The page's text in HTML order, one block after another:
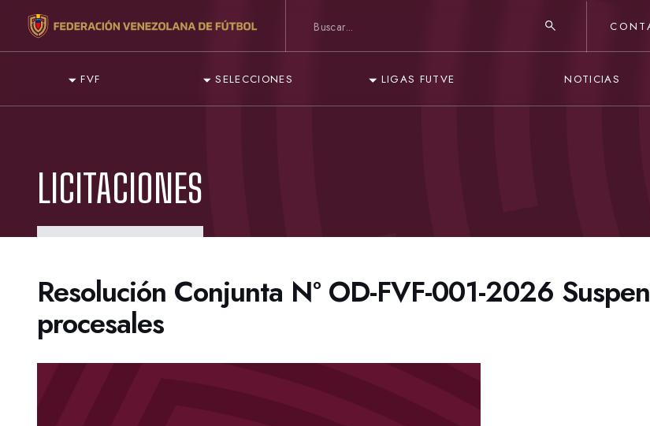
FVF SELECCIONES LIGAS FUTVE NOTICIAS
LICITACIONES
Resolución Conjunta Nº OD-FVF-001-2026
procesales